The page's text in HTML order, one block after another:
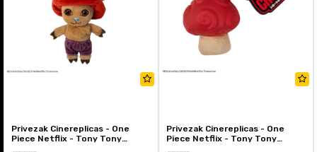
Privezak Cinereplicas - One
Piece Netflix - Tony Tony
Privezak Cinereplicas - One
Piece Netflix - Tony Tony